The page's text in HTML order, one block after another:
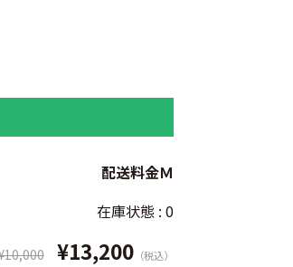
配送料金Ｍ
在庫状態 : 0
¥13,200 （税込）